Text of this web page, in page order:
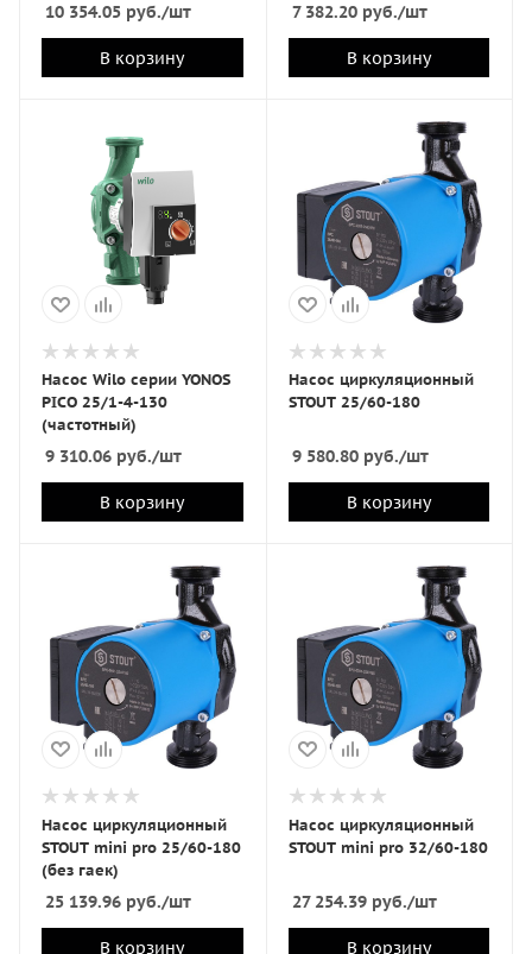
10 354.05 руб./шт
В корзину
7 382.20руб./шт
В корзину
Насос Wilo серии YONOS
PICO 25/1-4-130
(частотный)
9 310.06 руб./шт
В корзину
Насос циркуляционный
STOUT 25/60-180
9 580.80руб./шт
В корзину
Насос циркуляционный
STOUT mini pro 25/60-180
(без гаек)
25 139.96 руб./шт
В корзину
Насос циркуляционный
STOUT mini pro 32/60-180
27 254.39руб./шт
В корзину